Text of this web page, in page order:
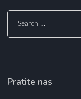
Search
for:
Pratite nas